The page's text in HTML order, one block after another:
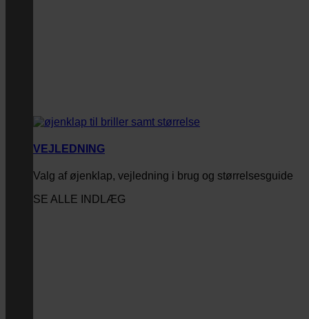
VEJLEDNING
Valg af øjenklap, vejledning i brug og størrelsesguide
SE ALLE INDLÆG